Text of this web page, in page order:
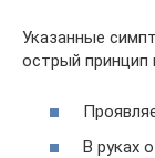
Указанные
острый принцип
В руках